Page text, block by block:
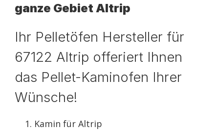
ganze Gebiet Altrip
Ihr Pelletöfen Hersteller für
67122 Altrip offeriert Ihnen
das Pellet-Kaminofen Ihrer
Wünsche!
Kamin für Altrip